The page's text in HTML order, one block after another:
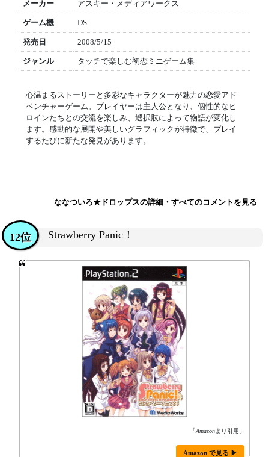
メーカー アスキー・メディアワークス
ゲーム機 DS
発売日 2008/5/15
ジャンル タッチで楽しむ初恋ミニゲーム集
心温まるストーリーと多彩なキャラクターが魅力の恋愛アド
ベンチャーゲーム。プレイヤーは主人公となり、個性的なヒ
ロインたちとの交流を楽しみ、選択肢によって物語が変化し
ます。感動的な展開や美しいグラフィックが特徴で、プレイ
するたびに新たな発見があります。
ななついろ★ドロップスの詳細・すべてのコメントを見る
Strawberry Panic！
12位
「Amazonより引用」
Amazon で見る ▶